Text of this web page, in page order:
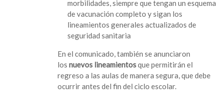
morbilidades, siempre que tengan un esquema
de vacunación completo y sigan los
lineamientos generales actualizados de
seguridad sanitaria
En el comunicado, también se anunciaron
losnuevos lineamientosque permitirán el
regreso a las aulas de manera segura, que debe
ocurrir antes del fin del ciclo escolar.